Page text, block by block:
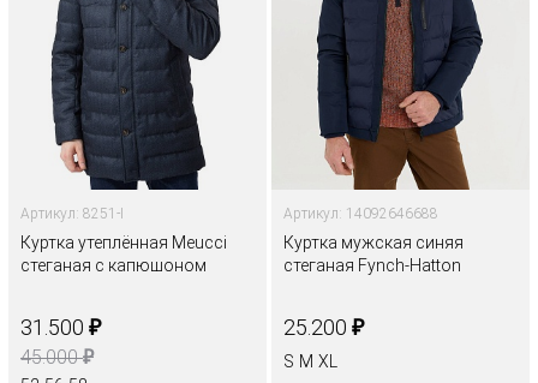
Артикул: 8251-I
Куртка утеплённая Meucci
стеганая с капюшоном
31.500 ₽
45.000₽
Артикул: 14092646688
Куртка мужская синяя
стеганая Fynch-Hatton
25.200 ₽
S M XL